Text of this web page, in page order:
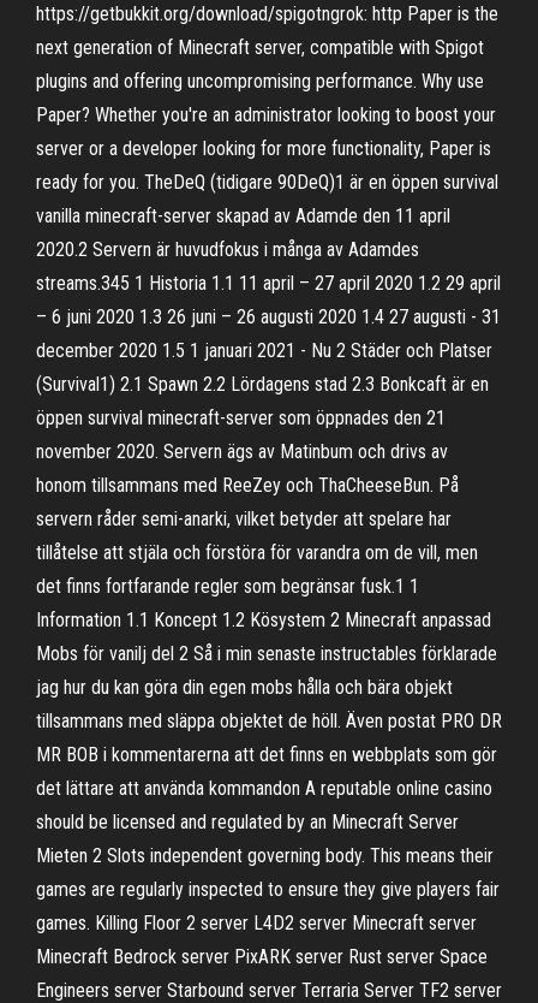
https://getbukkit.org/download/spigotngrok: http Paper is the
next generation of Minecraft server, compatible with Spigot
plugins and offering uncompromising performance. Why use
Paper? Whether you're an administrator looking to boost your
server or a developer looking for more functionality, Paper is
ready for you. TheDeQ (tidigare 90DeQ)1 är en öppen survival
vanilla minecraft-server skapad av Adamde den 11 april
2020.2 Servern är huvudfokus i många av Adamdes
streams.345 1 Historia 1.1 11 april – 27 april 2020 1.2 29 april
– 6 juni 2020 1.3 26 juni – 26 augusti 2020 1.4 27 augusti - 31
december 2020 1.5 1 januari 2021 - Nu 2 Städer och Platser
(Survival1) 2.1 Spawn 2.2 Lördagens stad 2.3 Bonkcaft är en
öppen survival minecraft-server som öppnades den 21
november 2020. Servern ägs av Matinbum och drivs av
honom tillsammans med ReeZey och ThaCheeseBun. På
servern råder semi-anarki, vilket betyder att spelare har
tillåtelse att stjäla och förstöra för varandra om de vill, men
det finns fortfarande regler som begränsar fusk.1 1
Information 1.1 Koncept 1.2 Kösystem 2 Minecraft anpassad
Mobs för vanilj del 2 Så i min senaste instructables förklarade
jag hur du kan göra din egen mobs hålla och bära objekt
tillsammans med släppa objektet de höll. Även postat PRO DR
MR BOB i kommentarerna att det finns en webbplats som gör
det lättare att använda kommandon A reputable online casino
should be licensed and regulated by an Minecraft Server
Mieten 2 Slots independent governing body. This means their
games are regularly inspected to ensure they give players fair
games. Killing Floor 2 server L4D2 server Minecraft server
Minecraft Bedrock server PixARK server Rust server Space
Engineers server Starbound server Terraria Server TF2 server